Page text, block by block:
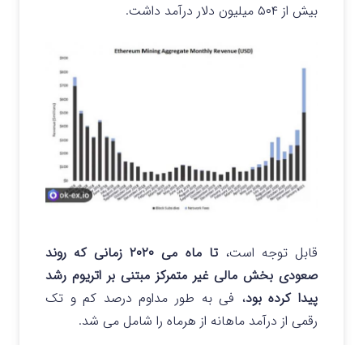
بیش از ۵۰۴ میلیون دلار درآمد داشت.
قابل توجه است،
تا ماه می ۲۰۲۰ زمانی که روند
صعودی بخش مالی غیر متمرکز مبتنی بر اتریوم رشد
پیدا کرده بود، فی به طور مداوم درصد کم و تک
رقمی از درآمد ماهانه از هرماه را شامل می شد.